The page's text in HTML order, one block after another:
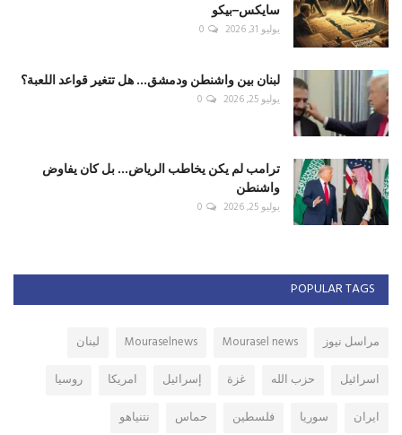
سايكس–بيكو
يوليو 31, 2026 0
لبنان بين واشنطن ودمشق... هل تتغير قواعد اللعبة؟
يوليو 25, 2026 0
ترامب لم يكن يخاطب الرياض... بل كان يفاوض
واشنطن
يوليو 25, 2026 0
POPULAR TAGS
مراسل نيوز Mourasel news
Mouraselnews
لبنان
اسرائيل
حزب الله غزة إسرائيل امريكا
روسيا
ايران
سوريا فلسطين حماس نتنياهو